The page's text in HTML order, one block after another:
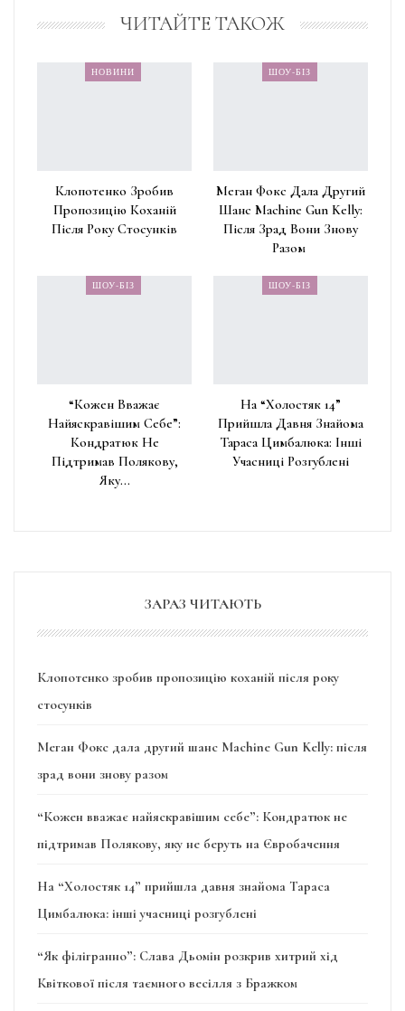
ЧИТАЙТЕ ТАКОЖ
НОВИНИ
Клопотенко Зробив
Пропозицію Коханій
Після Року Стосунків
ШОУ-БІЗ
Меган Фокс Дала Другий
Шанс Machine Gun Kelly:
Після Зрад Вони Знову
Разом
ШОУ-БІЗ
“Кожен Вважає
Найяскравішим Себе”:
Кондратюк Не
Підтримав Полякову,
Яку…
ШОУ-БІЗ
На “Холостяк 14”
Прийшла Давня Знайома
Тараса Цимбалюка: Інші
Учасниці Розгублені
ЗАРАЗ ЧИТАЮТЬ
Клопотенко зробив пропозицію коханій після року
стосунків
Меган Фокс дала другий шанс Machine Gun Kelly: після
зрад вони знову разом
“Кожен вважає найяскравішим себе”: Кондратюк не
підтримав Полякову, яку не беруть на Євробачення
На “Холостяк 14” прийшла давня знайома Тараса
Цимбалюка: інші учасниці розгублені
“Як філігранно”: Слава Дьомін розкрив хитрий хід
Квіткової після таємного весілля з Бражком